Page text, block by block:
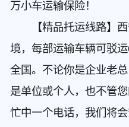
万小车运输保险！
【精品托运线路】西
境，每部运输车辆可驳
全国。不论你是企业老
是单位或个人，也不管
忙中一个电话，我们将